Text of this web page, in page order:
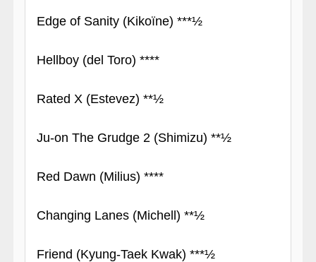
Edge of Sanity (Kikoïne) ***½
Hellboy (del Toro) ****
Rated X (Estevez) **½
Ju-on The Grudge 2 (Shimizu) **½
Red Dawn (Milius) ****
Changing Lanes (Michell) **½
Friend (Kyung-Taek Kwak) ***½